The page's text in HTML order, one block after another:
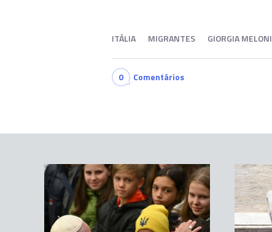
ITÁLIA MIGRANTES GIORGIA MELONI
0 Comentários